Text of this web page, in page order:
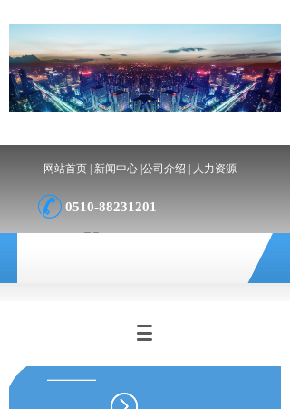
0510-88231201
网站首页 新闻中心 公司介绍 人力资源